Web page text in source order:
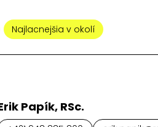
Najlacnejšia v okolí
Papík, RSc.